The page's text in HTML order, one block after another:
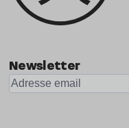
Newsletter